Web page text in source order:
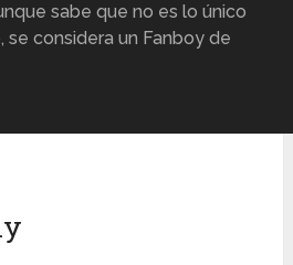
sabe que no es lo único
se considera un Fanboy de